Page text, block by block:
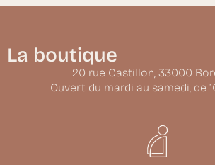
La boutique
20 rue Castillon, 33000
Ouvert du mardi au samedi, de